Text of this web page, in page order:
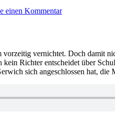
einen Kommentar644:
vorzeitig vernichtet. Doch damit
Richter entscheidet über
sich angeschlossen hat, die